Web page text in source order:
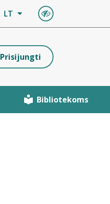
LT
Prisijungti
Bibliotekoms